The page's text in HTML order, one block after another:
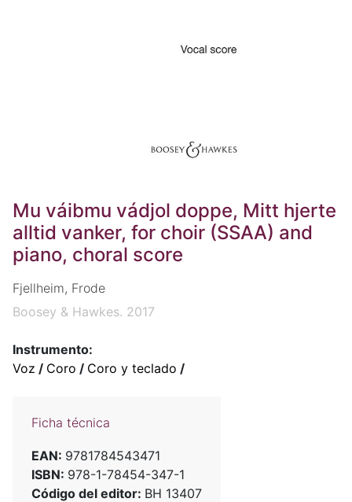
Mu váibmu vádjol doppe, Mitt hjerte
alltid vanker, for choir (SSAA) and
piano, choral score
Fjellheim, Frode
Boosey & Hawkes. 2017
Instrumento:
Voz / Coro / Coro y teclado /
Ficha técnica
EAN: 9781784543471
ISBN: 978-1-78454-347-1
Código del editor: BH 13407